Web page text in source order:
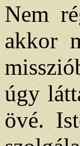
Nem
akkor
úgy
övé.